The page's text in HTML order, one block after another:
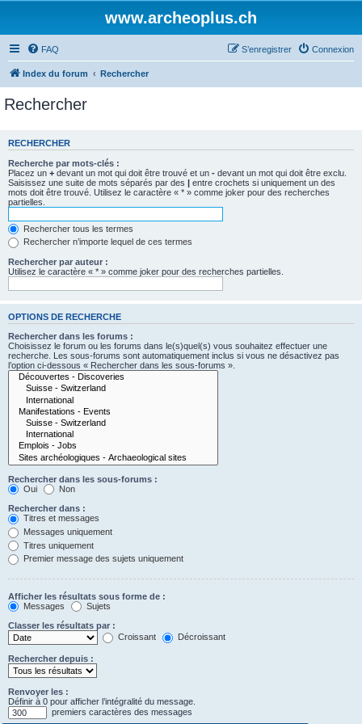
www.archeoplus.ch
FAQ Connexion
S’enregistrer
Index du forum Rechercher
Rechercher
RECHERCHER
Recherche par mots-clés :
Placez un + devant un mot qui doit être trouvé et un - devant un mot qui doit être exclu.
Saisissez une suite de mots séparés par des | entre crochets si uniquement un des
mots doit être trouvé. Utilisez le caractère « * » comme joker pour des recherches
partielles.
Rechercher tous les termes
Rechercher n’importe lequel de ces termes
Rechercher par auteur :
Utilisez le caractère « * » comme joker pour des recherches partielles.
OPTIONS DE RECHERCHE
Rechercher dans les forums :
Choisissez le forum ou les forums dans le(s)quel(s) vous souhaitez effectuer une
recherche. Les sous-forums sont automatiquement inclus si vous ne désactivez pas
l’option ci-dessous « Rechercher dans les sous-forums ».
Rechercher dans les sous-forums :
Oui
Non
Rechercher dans :
Titres et messages
Messages uniquement
Titres uniquement
Premier message des sujets uniquement
Afficher les résultats sous forme de :
Messages
Sujets
Classer les résultats par :
Croissant
Décroissant
Rechercher depuis :
Renvoyer les :
Définir à 0 pour afficher l’intégralité du message.
premiers caractères des messages